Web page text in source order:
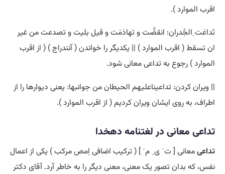
اقرب الموارد ).
تَداعَت ِالجُدران: انقضَّت و تهادَمَت و قیل بلیت و تصدعت من غیر
ان تسقط ( اقرب الموارد ) || یکدیگر را خواندن ( آنندراج ) ( از اقرب
الموارد ) رجوع به تداعی معانی شود.
|| ویران کردن: تداعیناعلیهم الحیطان من جوانبها: یعنی دیوارها را از
اطراف، به روی ایشان ویران کردیم ( از اقرب الموارد ).
تداعی معانی در لغتنامه دهخدا
تداعیمعانی [ ت َ ی ِ م َ ] ( ترکیب اضافی اِمص مرکب ) یکی از اعمال
نفس، که بدان تصور یک معنی، معنی دیگر را به خاطر آرد. آقای دکتر